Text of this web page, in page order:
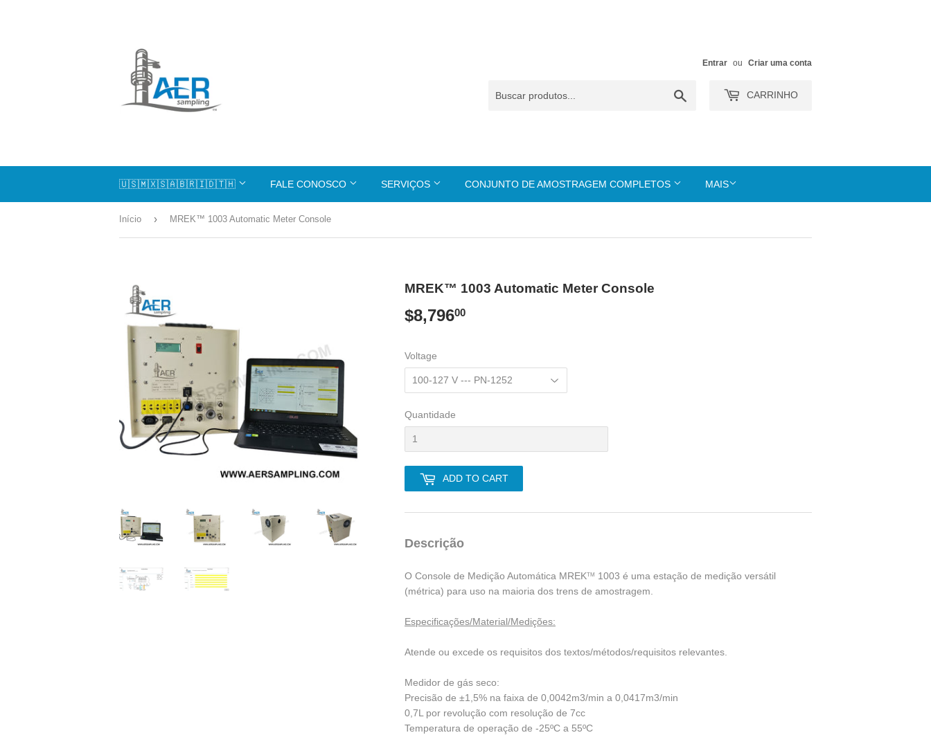
Entrar ou Criar uma conta
CARRINHO
🇺🇸🇲🇽🇸🇦🇧🇷🇮🇩🇹🇭 FALE CONOSCO SERVIÇOS CONJUNTO DE AMOSTRAGEM COMPLETOS MAIS
Início › MREK™ 1003 Automatic Meter Console
MREK™ 1003 Automatic Meter Console
$8,79600
Voltage
Quantidade
ADD TO CART
Descrição
O Console de Medição Automática MREKTM 1003 é uma estação de medição versátil
(métrica) para uso na maioria dos trens de amostragem.
Especificações/Material/Medições:
Atende ou excede os requisitos dos textos/métodos/requisitos relevantes.
Medidor de gás seco:
Precisão de ±1,5% na faixa de 0,0042m3/min a 0,0417m3/min
0,7L por revolução com resolução de 7cc
Temperatura de operação de -25ºC a 55ºC